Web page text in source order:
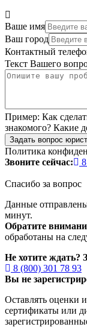
Ваше имя
Ваш город
Контактный
Текст Вашего
Пример: Как
знакомого? Какие
Задать вопрос
Политика
Звоните сейчас:
Спасибо за вопрос
Данные
минут.
Обратите
обработаны на
Не хотите ждать?
8 (800) 301 78 93
Вы не
Оставлять оценки
сертификаты или